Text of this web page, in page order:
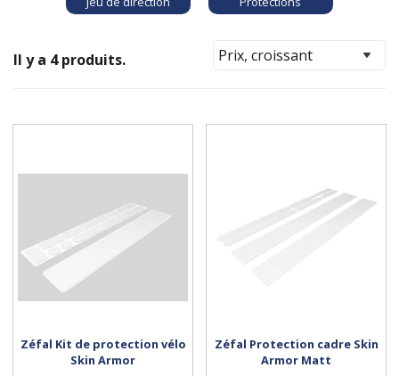
Il y a 4 produits.
Zéfal Kit de protection vélo
Skin Armor
Zéfal Protection cadre Skin
Armor Matt